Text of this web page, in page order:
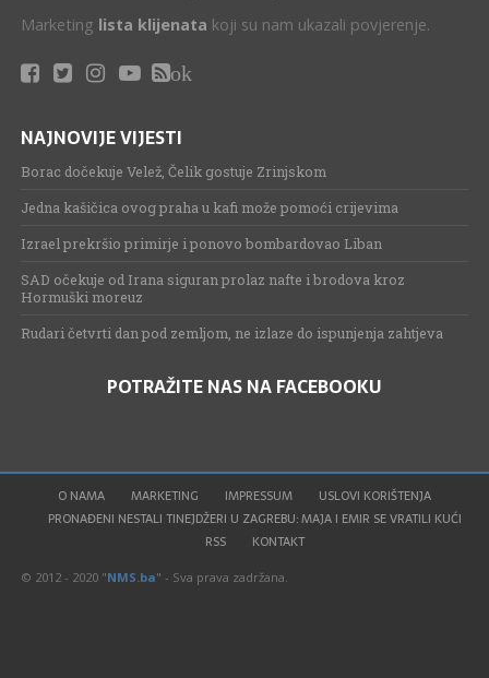
Marketing lista klijenata koji su nam ukazali povjerenje.
ok
NAJNOVIJE VIJESTI
Borac dočekuje Velež, Čelik gostuje Zrinjskom
Jedna kašičica ovog praha u kafi može pomoći crijevima
Izrael prekršio primirje i ponovo bombardovao Liban
SAD očekuje od Irana siguran prolaz nafte i brodova kroz
Hormuški moreuz
Rudari četvrti dan pod zemljom, ne izlaze do ispunjenja zahtjeva
POTRAŽITE NAS NA FACEBOOKU
O NAMA MARKETING IMPRESSUM
USLOVI KORIŠTENJA
PRONAĐENI NESTALI TINEJDŽERI U ZAGREBU: MAJA I EMIR SE VRATILI KUĆI
RSS
KONTAKT
© 2012 - 2020 "NMS.ba" - Sva prava zadržana.